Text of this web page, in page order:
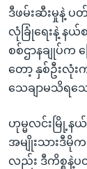
ဒီဖမ်းဆီးမှုနဲ့ ပ
လုံခြုံရေးနဲ့ နယ်
စစ်ဌာနချုပ်က
တော့ နှစ်ဦးလုံ
သေချာမသိရသေ
ဟုမ္မလင်းမြို့
အမျိုးသားဒီမို
လည်း ဒီကိစ္စနဲ့ပ